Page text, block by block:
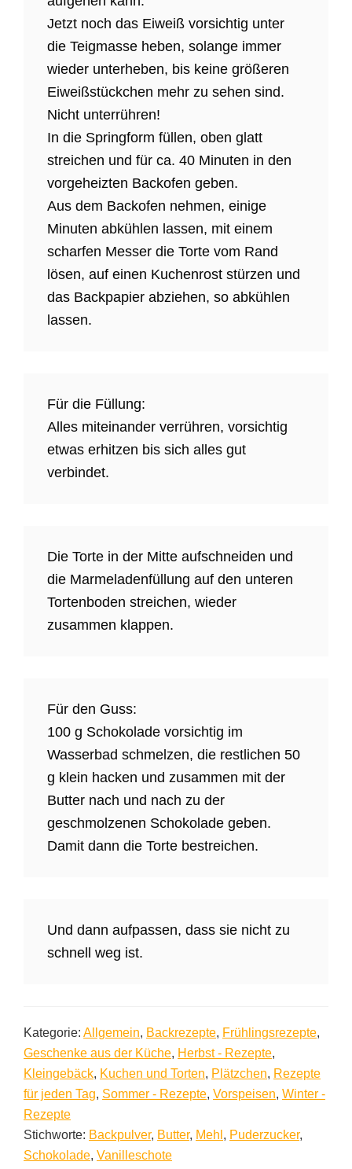
Jetzt noch das Eiweiß vorsichtig unter
die Teigmasse heben, solange immer
wieder unterheben, bis keine größeren
Eiweißstückchen mehr zu sehen sind.
Nicht unterrühren!
In die Springform füllen, oben glatt
streichen und für ca. 40 Minuten in den
vorgeheizten Backofen geben.
Aus dem Backofen nehmen, einige
Minuten abkühlen lassen, mit einem
scharfen Messer die Torte vom Rand
lösen, auf einen Kuchenrost stürzen und
das Backpapier abziehen, so abkühlen
lassen.
Für die Füllung:
Alles miteinander verrühren, vorsichtig
etwas erhitzen bis sich alles gut
verbindet.
Die Torte in der Mitte aufschneiden und
die Marmeladenfüllung auf den unteren
Tortenboden streichen, wieder
zusammen klappen.
Für den Guss:
100 g Schokolade vorsichtig im
Wasserbad schmelzen, die restlichen 50
g klein hacken und zusammen mit der
Butter nach und nach zu der
geschmolzenen Schokolade geben.
Damit dann die Torte bestreichen.
Und dann aufpassen, dass sie nicht zu
schnell weg ist.
Kategorie: Allgemein, Backrezepte, Frühlingsrezepte,
Geschenke aus der Küche, Herbst - Rezepte,
Kleingebäck, Kuchen und Torten, Plätzchen, Rezepte
für jeden Tag, Sommer - Rezepte, Vorspeisen, Winter -
Rezepte
Stichworte: Backpulver, Butter, Mehl , Puderzucker,
Schokolade, Vanilleschote